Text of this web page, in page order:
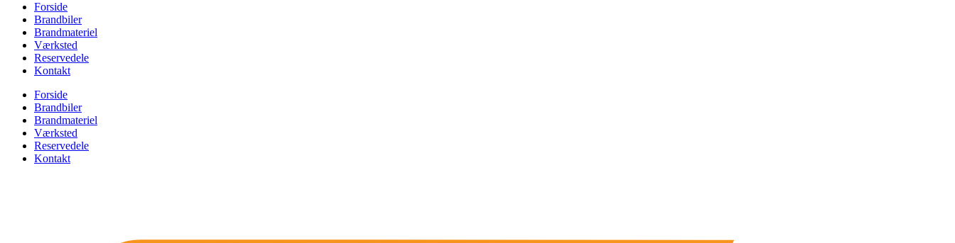
Forside
Brandbiler
Brandmateriel
Værksted
Reservedele
Kontakt
Forside
Brandbiler
Brandmateriel
Værksted
Reservedele
Kontakt